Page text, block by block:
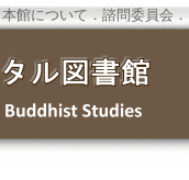
本館について ．諮問委員会 ．